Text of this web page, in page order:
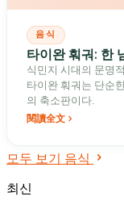
음식
타이완 훠궈: 한
식민지 시대의 문명
타이완 훠궈는 단순
의 축소판이다.
閱讀全文
모두 보기 음식
최신